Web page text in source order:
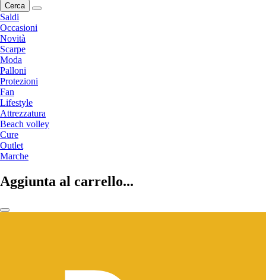
Cerca
Saldi
Occasioni
Novità
Scarpe
Moda
Palloni
Protezioni
Fan
Lifestyle
Attrezzatura
Beach volley
Cure
Outlet
Marche
Aggiunta al carrello...